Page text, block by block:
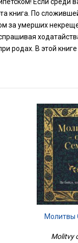
книга. По
за умерших
родах. В этой
Молитвы
Molitvy